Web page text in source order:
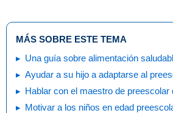
MÁS SOBRE ESTE TEMA
Una guía sobre alimentación
Ayudar a su hijo a adaptarse al
Hablar con el maestro de preescolar
Motivar a los niños en edad